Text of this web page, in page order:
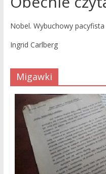
Nobel. Wybuchowy pacyfista
Ingrid Carlberg
Migawki